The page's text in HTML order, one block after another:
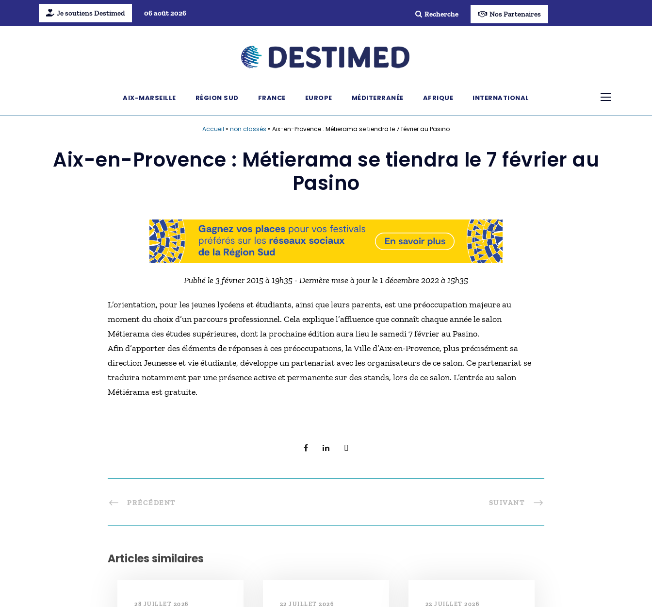
Je soutiens Destimed 06 août 2026 Recherche Nos Partenaires
AIX-MARSEILLE RÉGION SUD FRANCE EUROPE MÉDITERRANÉE AFRIQUE INTERNATIONAL
Accueil » non classés » Aix-en-Provence : Métierama se tiendra le 7 février au Pasino
Aix-en-Provence : Métierama se tiendra le 7 février au
Pasino
Publié le 3 février 2015 à 19h35 - Dernière mise à jour le 1 décembre 2022 à 15h35
L’orientation, pour les jeunes lycéens et étudiants, ainsi que leurs parents, est une préoccupation majeure au
moment du choix d’un parcours professionnel. Cela explique l’affluence que connaît chaque année le salon
Métierama des études supérieures, dont la prochaine édition aura lieu le samedi 7 février au Pasino.
Afin d’apporter des éléments de réponses à ces préoccupations, la Ville d’Aix-en-Provence, plus précisément sa
direction Jeunesse et vie étudiante, développe un partenariat avec les organisateurs de ce salon. Ce partenariat se
traduira notamment par une présence active et permanente sur des stands, lors de ce salon. L’entrée au salon
Métiérama est gratuite.
PRÉCÉDENT SUIVANT
Articles similaires
28 JUILLET 2026 22 JUILLET 2026 22 JUILLET 2026